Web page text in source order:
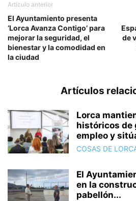
Artículo anterior
El Ayuntamiento presenta
‘Lorca Avanza Contigo’ para
mejorar la seguridad, el
bienestar y la comodidad en
la ciudad
de
Artículos
Lorca
históricos de
empleo y
COSAS DE
El
en la
pabellón...